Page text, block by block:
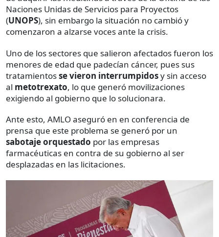
Naciones Unidas de Servicios para Proyectos
(UNOPS), sin embargo la situación no cambió y
comenzaron a alzarse voces ante la crisis.
Uno de los sectores que salieron afectados fueron los
menores de edad que padecían cáncer, pues sus
tratamientosse vieron interrumpidosy sin acceso
al metotrexato, lo que generó movilizaciones
exigiendo al gobierno que lo solucionara.
Ante esto, AMLO aseguró en en conferencia de
prensa que este problema se generó por un
sabotaje orquestado por las empresas
farmacéuticas en contra de su gobierno al ser
desplazadas en las licitaciones.